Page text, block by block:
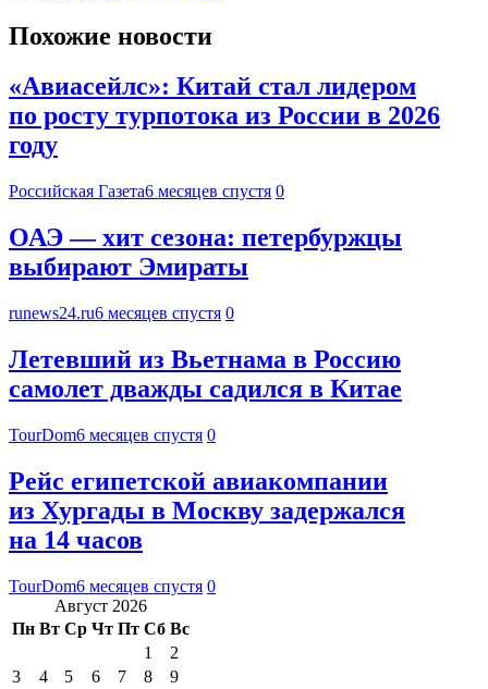
Похожие новости
«Авиасейлс»: Китай стал лидером
по росту турпотока из России в 2026
году
Российская Газета6 месяцев спустя 0
ОАЭ — хит сезона: петербуржцы
выбирают Эмираты
runews24.ru6 месяцев спустя 0
Летевший из Вьетнама в Россию
самолет дважды садился в Китае
TourDom6 месяцев спустя 0
Рейс египетской авиакомпании
из Хургады в Москву задержался
на 14 часов
TourDom6 месяцев спустя 0
Август 2026
Пн Вт Ср Чт Пт Сб Вс
1
2
3
4 5 6 7 8
9